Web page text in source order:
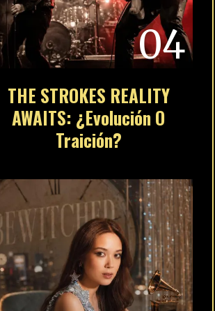
04
THE STROKES REALITY
AWAITS: ¿Evolución O
Traición?